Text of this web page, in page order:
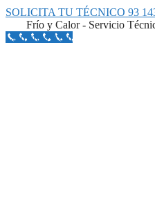
SOLICITA TU TÉCNICO 93
Frío y Calor - Servicio
Llámanos Aquí